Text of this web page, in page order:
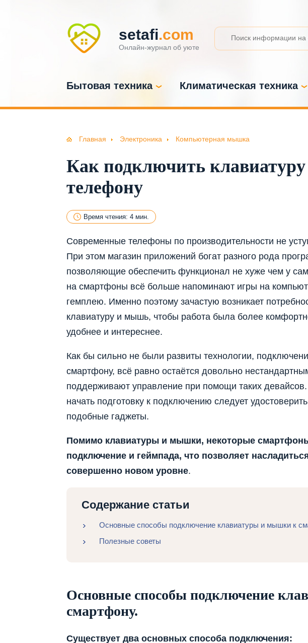
setafi.com
Онлайн-журнал об уюте
Бытовая техника Климатическая техника
Главная Электроника Компьютерная мышка
Как подключить
телефону
Время чтения: 4 мин.
Современные телефоны по производительности не
При этом магазин приложений богат разного рода
позволяющие обеспечить функционал не хуже чем у
на смартфоны всё больше напоминают игры на
гемплею. Именно поэтому зачастую возникает
клавиатуру и мышь, чтобы работа была более
удобнее и интереснее.
Как бы сильно не были развиты технологии,
смартфону, всё равно остаётся довольно
поддерживают управление при помощи таких
начать подготовку к подключению следует
подобные гаджеты.
Помимо клавиатуры и мышки, некоторые
подключение и геймпада, что позволяет
совершенно новом уровне.
Содержание статьи
Основные способы подключение клавиатуры и мышки к
Полезные советы
Основные способы подключение
смартфону.
Существует два основных способа подключения: